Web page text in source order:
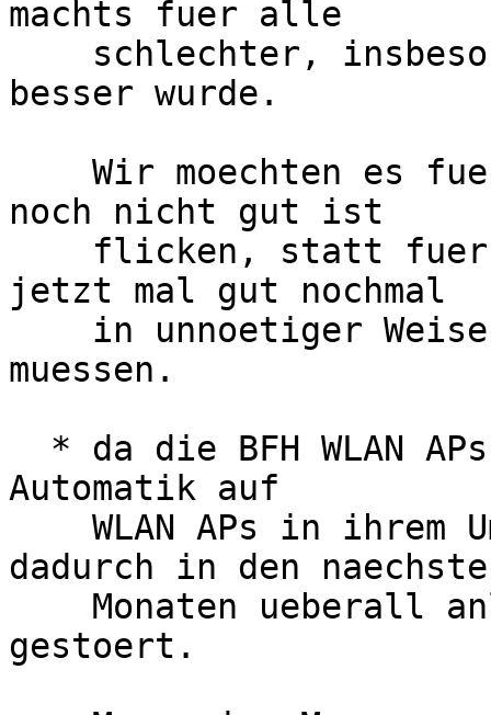
machts fuer alle
besser wurde.
noch nicht gut ist
jetzt mal gut nochmal
muessen.
Automatik auf
dadurch in den
gestoert.